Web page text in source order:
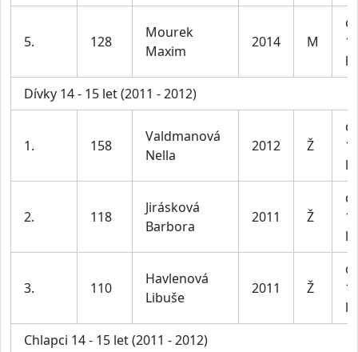
5. 128
Mourek
Maxim
2014 M
Dívky 14 - 15 let (2011 - 2012)
1. 158
Valdmanová
Nella
2012 Ž
2. 118
Jirásková
Barbora
2011 Ž
3. 110
Havlenová
Libuše
2011 Ž
Chlapci 14 - 15 let (2011 - 2012)